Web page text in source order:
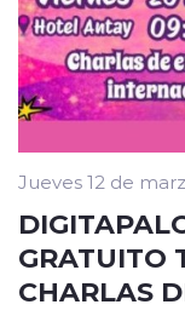
Jueves 12 de
GRATUITO
CHARLAS